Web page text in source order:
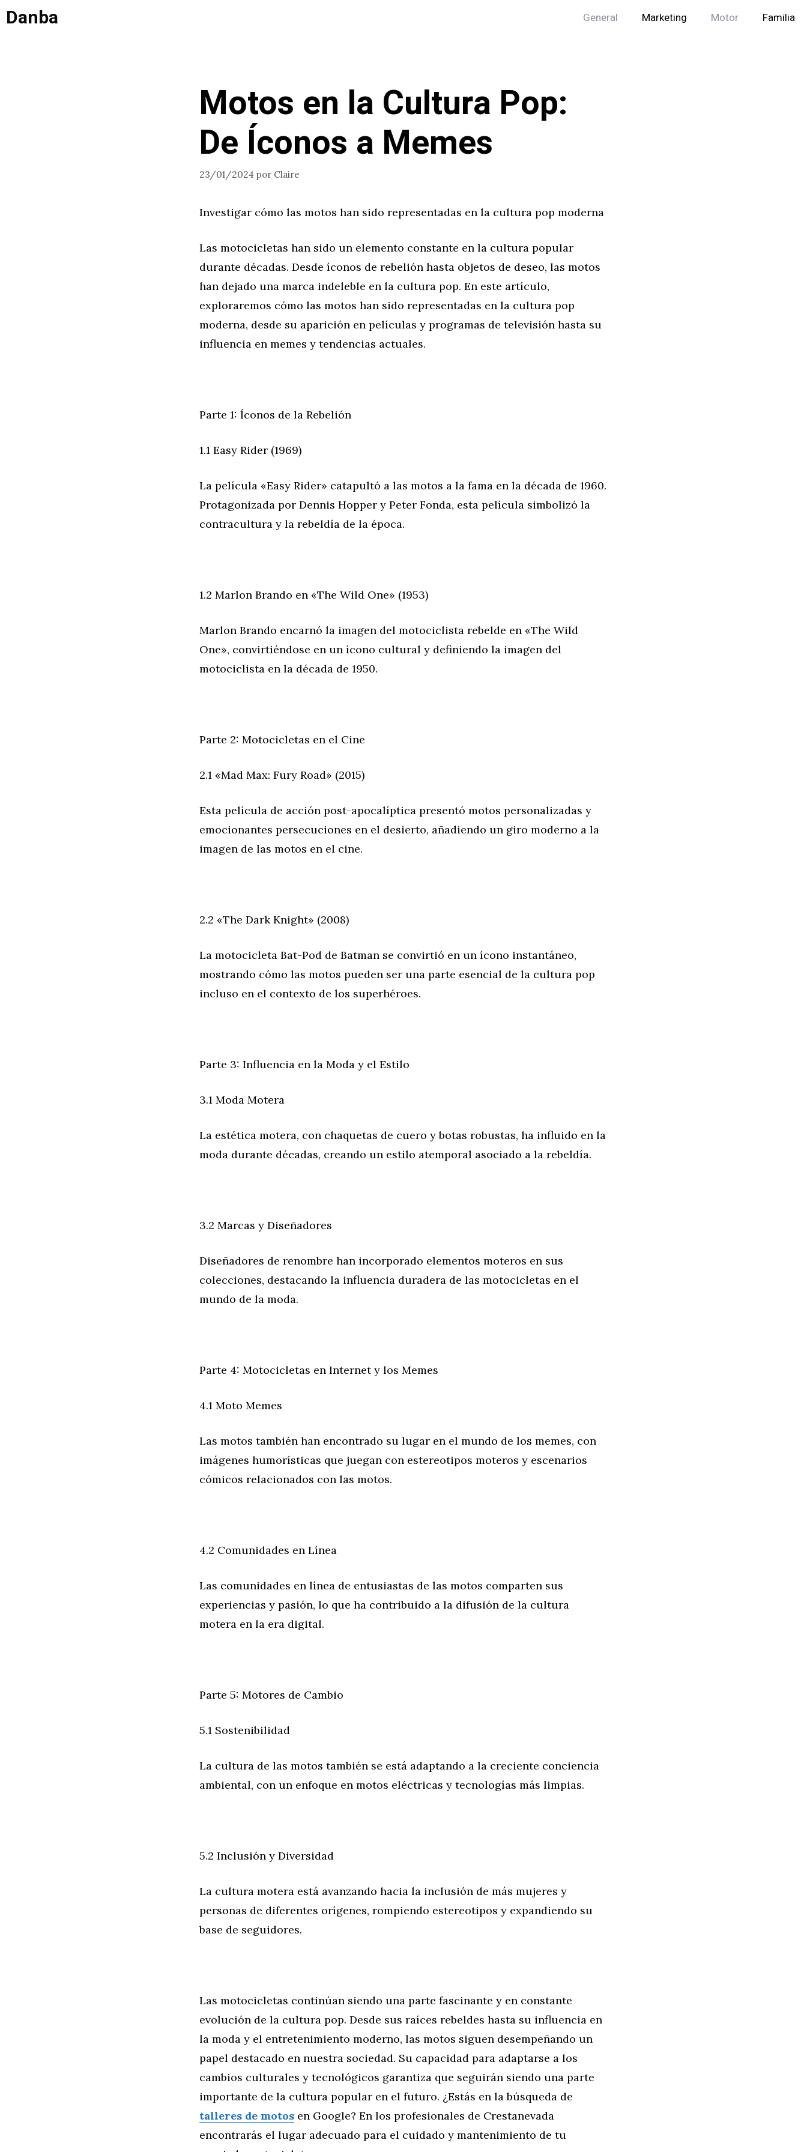
Saltar
alDanba General Marketing Motor Familia
Motos en la Cultura Pop:
De Íconos a Memes
23/01/2024 por Claire
Investigar cómo las motos han sido representadas en la cultura pop moderna
Las motocicletas han sido un elemento constante en la cultura popular
durante décadas. Desde íconos de rebelión hasta objetos de deseo, las motos
han dejado una marca indeleble en la cultura pop. En este artículo,
exploraremos cómo las motos han sido representadas en la cultura pop
moderna, desde su aparición en películas y programas de televisión hasta su
influencia en memes y tendencias actuales.
Parte 1: Íconos de la Rebelión
1.1 Easy Rider (1969)
La película «Easy Rider» catapultó a las motos a la fama en la década de 1960.
Protagonizada por Dennis Hopper y Peter Fonda, esta película simbolizó la
contracultura y la rebeldía de la época.
1.2 Marlon Brando en «The Wild One» (1953)
Marlon Brando encarnó la imagen del motociclista rebelde en «The Wild
One», convirtiéndose en un ícono cultural y definiendo la imagen del
motociclista en la década de 1950.
Parte 2: Motocicletas en el Cine
2.1 «Mad Max: Fury Road» (2015)
Esta película de acción post-apocalíptica presentó motos personalizadas y
emocionantes persecuciones en el desierto, añadiendo un giro moderno a la
imagen de las motos en el cine.
2.2 «The Dark Knight» (2008)
La motocicleta Bat-Pod de Batman se convirtió en un ícono instantáneo,
mostrando cómo las motos pueden ser una parte esencial de la cultura pop
incluso en el contexto de los superhéroes.
Parte 3: Influencia en la Moda y el Estilo
3.1 Moda Motera
La estética motera, con chaquetas de cuero y botas robustas, ha influido en la
moda durante décadas, creando un estilo atemporal asociado a la rebeldía.
3.2 Marcas y Diseñadores
Diseñadores de renombre han incorporado elementos moteros en sus
colecciones, destacando la influencia duradera de las motocicletas en el
mundo de la moda.
Parte 4: Motocicletas en Internet y los Memes
4.1 Moto Memes
Las motos también han encontrado su lugar en el mundo de los memes, con
imágenes humorísticas que juegan con estereotipos moteros y escenarios
cómicos relacionados con las motos.
4.2 Comunidades en Línea
Las comunidades en línea de entusiastas de las motos comparten sus
experiencias y pasión, lo que ha contribuido a la difusión de la cultura
motera en la era digital.
Parte 5: Motores de Cambio
5.1 Sostenibilidad
La cultura de las motos también se está adaptando a la creciente conciencia
ambiental, con un enfoque en motos eléctricas y tecnologías más limpias.
5.2 Inclusión y Diversidad
La cultura motera está avanzando hacia la inclusión de más mujeres y
personas de diferentes orígenes, rompiendo estereotipos y expandiendo su
base de seguidores.
Las motocicletas continúan siendo una parte fascinante y en constante
evolución de la cultura pop. Desde sus raíces rebeldes hasta su influencia en
la moda y el entretenimiento moderno, las motos siguen desempeñando un
papel destacado en nuestra sociedad. Su capacidad para adaptarse a los
cambios culturales y tecnológicos garantiza que seguirán siendo una parte
importante de la cultura popular en el futuro. ¿Estás en la búsqueda de
talleres de motos en Google? En los profesionales de Crestanevada
encontrarás el lugar adecuado para el cuidado y mantenimiento de tu